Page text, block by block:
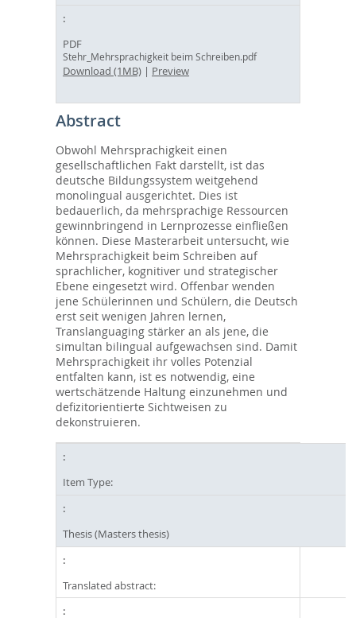
PDF
Stehr_Mehrsprachigkeit beim Schreiben.pdf
Download (1MB) | Preview
Abstract
Obwohl Mehrsprachigkeit einen
gesellschaftlichen Fakt darstellt, ist das
deutsche Bildungssystem weitgehend
monolingual ausgerichtet. Dies ist
bedauerlich, da mehrsprachige Ressourcen
gewinnbringend in Lernprozesse einfließen
können. Diese Masterarbeit untersucht, wie
Mehrsprachigkeit beim Schreiben auf
sprachlicher, kognitiver und strategischer
Ebene eingesetzt wird. Offenbar wenden
jene Schülerinnen und Schülern, die Deutsch
erst seit wenigen Jahren lernen,
Translanguaging stärker an als jene, die
simultan bilingual aufgewachsen sind. Damit
Mehrsprachigkeit ihr volles Potenzial
entfalten kann, ist es notwendig, eine
wertschätzende Haltung einzunehmen und
defizitorientierte Sichtweisen zu
dekonstruieren.
Item Type:
Thesis (Masters thesis)
Translated abstract: